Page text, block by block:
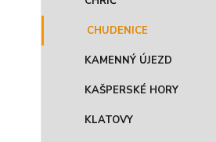
CHUDENICE
KAMENNÝ ÚJEZD
KAŠPERSKÉ HORY
KLATOVY